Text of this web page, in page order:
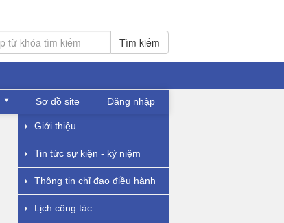
Tìm kiếm
Sơ đồ site Đăng nhập
Giới thiệu
Tin tức sự kiện - kỷ niệm
Thông tin chỉ đạo điều hành
Lịch công tác